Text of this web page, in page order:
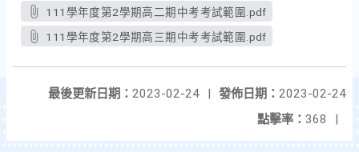
111學年度第2學期高二期中考考試範圍.pdf
111學年度第2學期高三期中考考試範圍.pdf
發佈日期： 2023-02-24
最後更新日期： 2023-02-24
|
點擊率： 368 |